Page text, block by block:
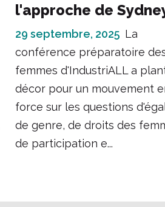
l'approche de
29 septembre, 2025 La
conférence préparatoire
femmes d'IndustriALL a
décor pour un mouvement
force sur les questions
de genre, de droits des
de participation e...